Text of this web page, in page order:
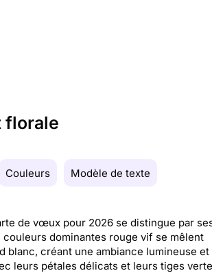
florale
Couleurs Modèle de texte
de vœux pour 2026 se distingue par
dominantes rouge vif se mêlent
blanc, créant une ambiance lumineuse et
leurs pétales délicats et leurs tiges